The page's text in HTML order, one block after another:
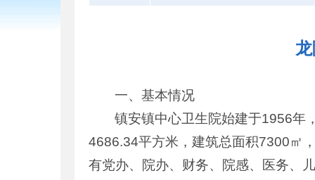
一、基本情况
镇安镇中心卫生院始建于1956年
4686.34平方米，建筑总面积7300㎡
有党办、院办、财务、院感、医务、